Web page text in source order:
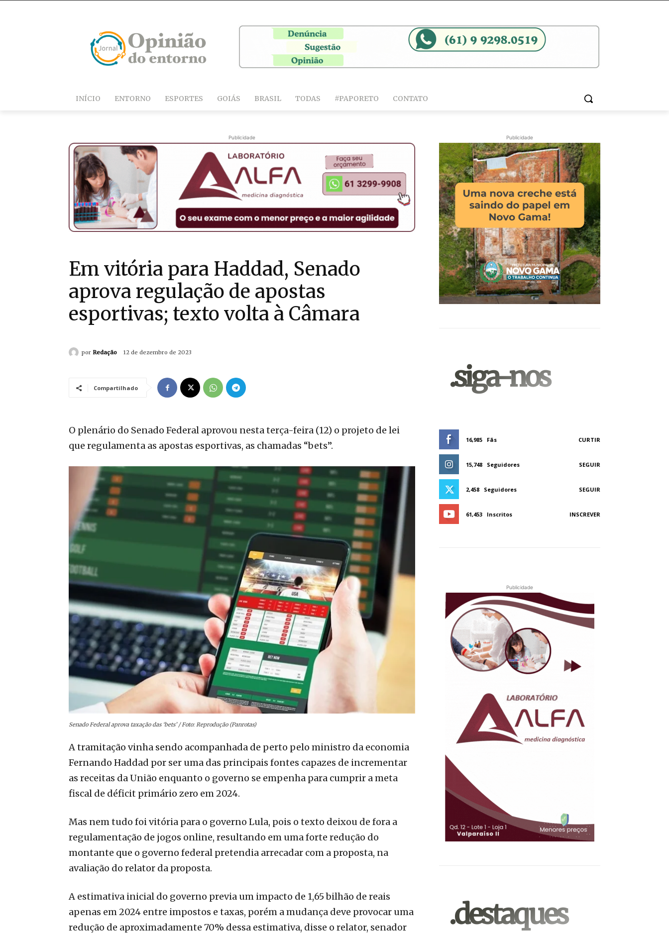
INÍCIO ENTORNO ESPORTES GOIÁS BRASIL TODAS #PAPORETO CONTATO
Publicidade
Em vitória para Haddad, Senado
aprova regulação de apostas
esportivas; texto volta à Câmara
por Redação 12 de dezembro de 2023
Compartilhado
O plenário do Senado Federal aprovou nesta terça-feira (12) o projeto de lei
que regulamenta as apostas esportivas, as chamadas “bets”.
Senado Federal aprova taxação das ‘bets’ / Foto: Reprodução (Panrotas)
A tramitação vinha sendo acompanhada de perto pelo ministro da economia
Fernando Haddad por ser uma das principais fontes capazes de incrementar
as receitas da União enquanto o governo se empenha para cumprir a meta
fiscal de déficit primário zero em 2024.
Mas nem tudo foi vitória para o governo Lula, pois o texto deixou de fora a
regulamentação de jogos online, resultando em uma forte redução do
montante que o governo federal pretendia arrecadar com a proposta, na
avaliação do relator da proposta.
A estimativa inicial do governo previa um impacto de 1,65 bilhão de reais
apenas em 2024 entre impostos e taxas, porém a mudança deve provocar uma
redução de aproximadamente 70% dessa estimativa, disse o relator, senador
Publicidade
.siga-nos
16,985 Fãs CURTIR
15,748 Seguidores SEGUIR
2,458 Seguidores SEGUIR
61,453 Inscritos INSCREVER
Publicidade
.destaques